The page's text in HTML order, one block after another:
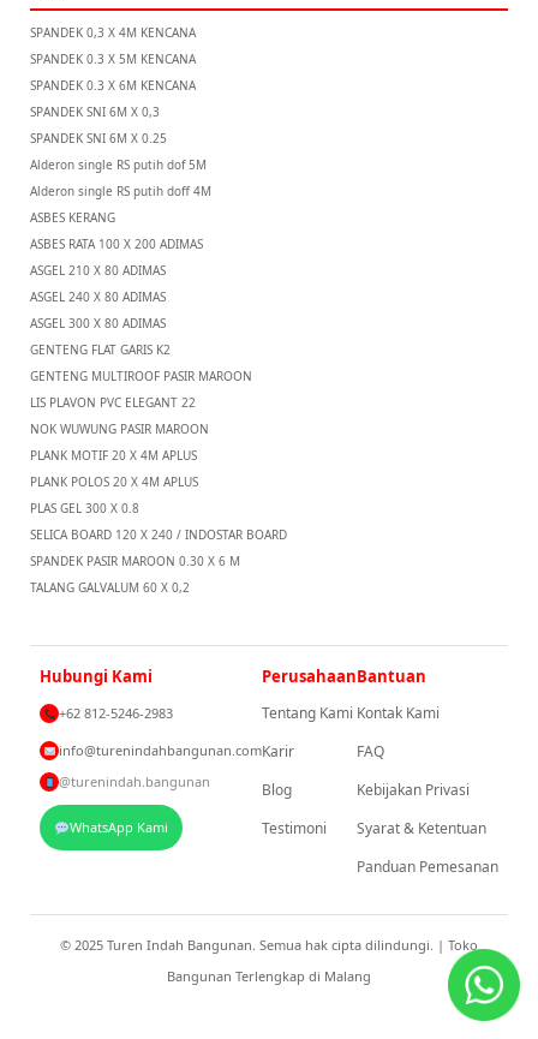
SPANDEK 0,3 X 4M KENCANA
SPANDEK 0.3 X 5M KENCANA
SPANDEK 0.3 X 6M KENCANA
SPANDEK SNI 6M X 0,3
SPANDEK SNI 6M X 0.25
Alderon single RS putih dof 5M
Alderon single RS putih doff 4M
ASBES KERANG
ASBES RATA 100 X 200 ADIMAS
ASGEL 210 X 80 ADIMAS
ASGEL 240 X 80 ADIMAS
ASGEL 300 X 80 ADIMAS
GENTENG FLAT GARIS K2
GENTENG MULTIROOF PASIR MAROON
LIS PLAVON PVC ELEGANT 22
NOK WUWUNG PASIR MAROON
PLANK MOTIF 20 X 4M APLUS
PLANK POLOS 20 X 4M APLUS
PLAS GEL 300 X 0.8
SELICA BOARD 120 X 240 / INDOSTAR BOARD
SPANDEK PASIR MAROON 0.30 X 6 M
TALANG GALVALUM 60 X 0,2
Hubungi Kami
+62 812-5246-2983
info@turenindahbangunan.com
@turenindah.bangunan
WhatsApp Kami
Perusahaan
Tentang Kami
Karir
Blog
Testimoni
Bantuan
Kontak Kami
FAQ
Kebijakan Privasi
Syarat & Ketentuan
Panduan Pemesanan
© 2025 Turen Indah Bangunan. Semua hak cipta dilindungi. | Toko
Bangunan Terlengkap di Malang